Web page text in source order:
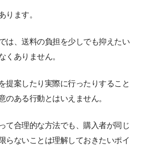
ります。
は、送料の負担を少しでも抑えたい
くありません。
提案したり実際に行ったりすること
のある行動とはいえません。
て合理的な方法でも、購入者が同じ
らないことは理解しておきたいポイ